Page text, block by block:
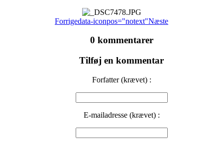
Forrigedata-iconpos="notext"Næste
0 kommentarer
Tilføj en kommentar
Forfatter (krævet) :
E-mailadresse (krævet) :